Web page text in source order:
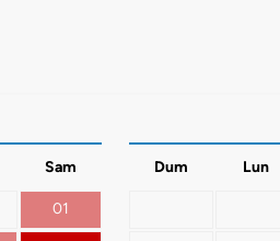
Sam
01
Dum Lun